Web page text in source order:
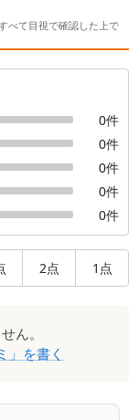
べて目視で確認した上で
0件
0件
0件
0件
0件
2点 1 点
ん。
」を書く